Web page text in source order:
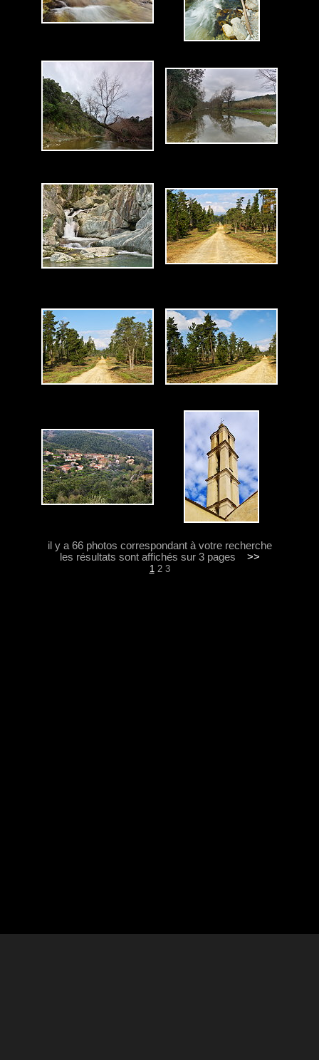
il y a 66 photos correspondant à votre recherche
les résultats sont affichés sur 3 pages >>
1 2 3